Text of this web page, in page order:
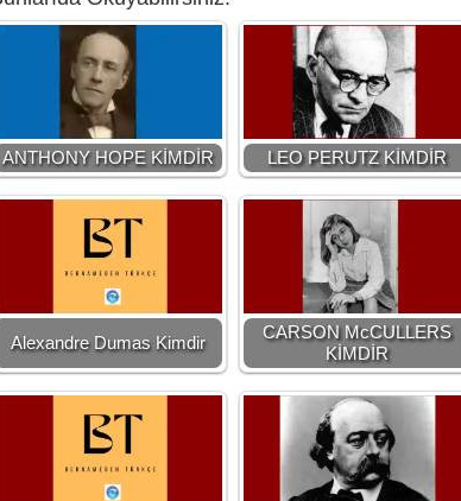
ANTHONY HOPE KİMDİR LEO PERUTZ KİMDİR
Alexandre Dumas Kimdir
CARSON McCULLERS
KİMDİR